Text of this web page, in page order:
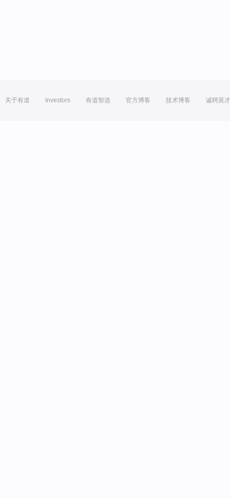
关于有道 Investors 有道智选 官方博客 技术博客 诚聘英才